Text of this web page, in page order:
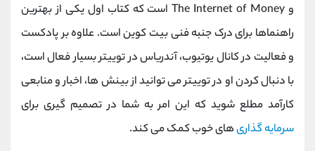
و The Internet of Moneyاست که کتاب اول یکی از بهترین‌
راهنماها برای درک جنبه فنی بیت ‌کوین است. علاوه بر پادکست
و فعالیت در کانال یوتیوب، آندریاس در توییتر بسیار فعال است،
با دنبال ‌کردن او در توییتر می ‌توانید از بینش‌ ها، اخبار و منابعی
کارآمد مطلع شوید که این امر به شما در تصمیم ‌گیری برای
سرمایه‌ گذاری‌های خوب کمک می ‌کند.